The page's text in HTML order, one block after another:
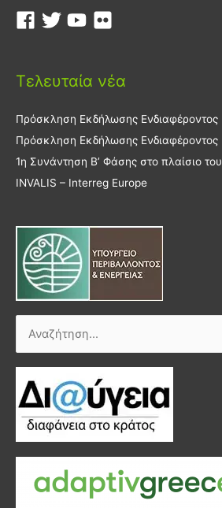
Τελευταία νέα
Πρόσκληση Εκδήλωσης Ενδιαφέροντος
Πρόσκληση Εκδήλωσης Ενδιαφέροντος
1η Συνάντηση Β’ Φάσης στο πλαίσιο
INVALIS – Interreg Europe
Αναζήτηση